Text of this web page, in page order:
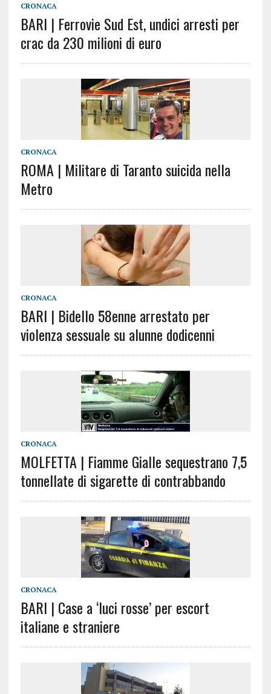
CRONACA
BARI | Ferrovie Sud Est, undici arresti per
crac da 230 milioni di euro
CRONACA
ROMA | Militare di Taranto suicida nella
Metro
CRONACA
BARI | Bidello 58enne arrestato per
violenza sessuale su alunne dodicenni
CRONACA
MOLFETTA | Fiamme Gialle sequestrano 7,5
tonnellate di sigarette di contrabbando
CRONACA
BARI | Case a ‘luci rosse’ per escort
italiane e straniere